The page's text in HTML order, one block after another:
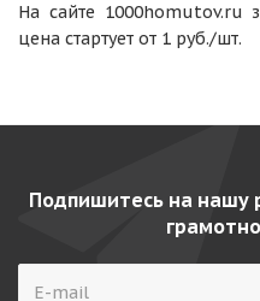
На сайте 1000homutov.ru
цена стартует от 1 руб./шт.
Подпишитесь на нашу